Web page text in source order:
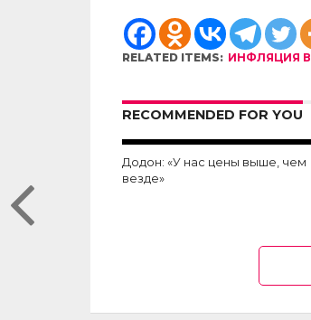
RELATED ITEMS: ИНФЛЯЦИЯ
RECOMMENDED FOR YOU
Додон: «У нас цены выше, чем
везде»